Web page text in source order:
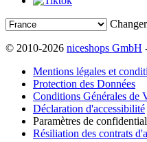
© 2010-2026 niceshops GmbH
Mentions légales et
Protection des Données
Conditions Générales de
Déclaration d'accessibilité
Paramètres de
Résiliation des contrats